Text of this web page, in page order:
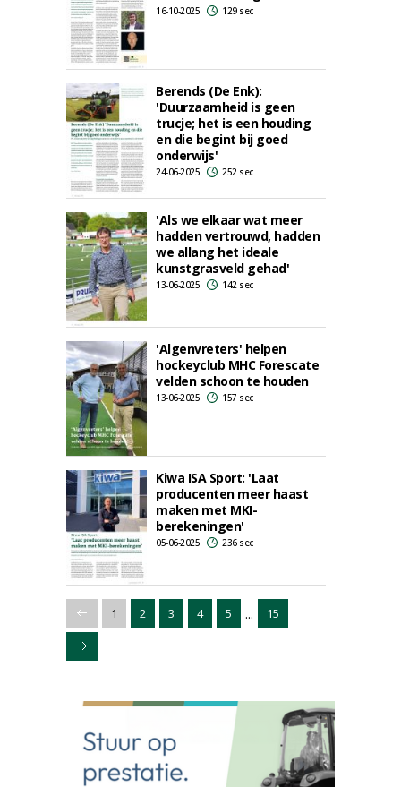
16-10-2025 129 sec
Berends (De Enk):
'Duurzaamheid is geen
trucje; het is een houding
en die begint bij goed
onderwijs'
24-06-2025 252 sec
'Als we elkaar wat meer
hadden vertrouwd, hadden
we allang het ideale
kunstgrasveld gehad'
13-06-2025 142 sec
'Algenvreters' helpen
hockeyclub MHC Forescate
velden schoon te houden
13-06-2025 157 sec
Kiwa ISA Sport: 'Laat
producenten meer haast
maken met MKI-
berekeningen'
05-06-2025 236 sec
1 2 3 4 5 ... 15